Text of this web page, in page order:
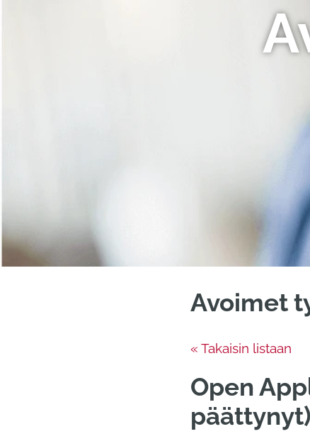
Avoimet
« Takaisin listaan
Open
päättynyt)